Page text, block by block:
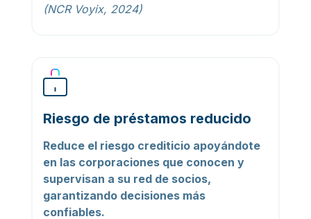
(NCR Voyix, 2024)
Riesgo de préstamos reducido
Reduce el riesgo crediticio apoyándote
en las corporaciones que conocen y
supervisan a su red de socios,
garantizando decisiones más
confiables.